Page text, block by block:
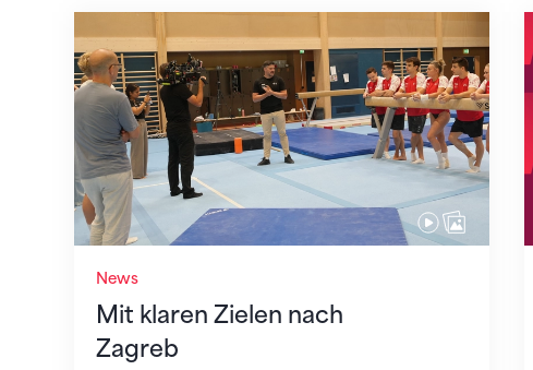
News
Mit klaren Zielen nach
Zagreb
Mit klaren Zielen nach Zagreb